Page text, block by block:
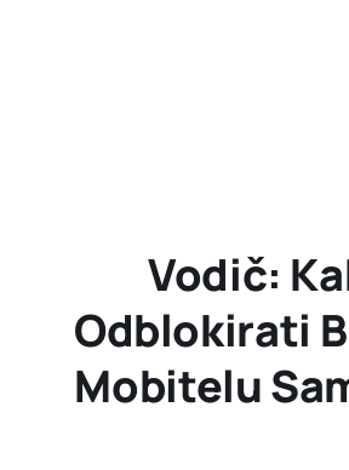
Vodič:
Odblokirati
Mobitelu